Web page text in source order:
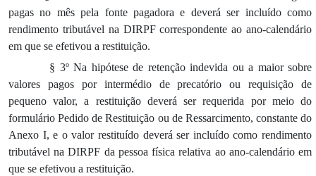
pagas no mês pela fonte pagadora e deverá ser incluído como
rendimento tributável na DIRPF correspondente ao ano-calendário
em que se efetivou a restituição.
§ 3º Na hipótese de retenção indevida ou a maior sobre
valores pagos por intermédio de precatório ou requisição de
pequeno valor, a restituição deverá ser requerida por meio do
formulário Pedido de Restituição ou de Ressarcimento, constante do
Anexo I, e o valor restituído deverá ser incluído como rendimento
tributável na DIRPF da pessoa física relativa ao ano-calendário em
que se efetivou a restituição.